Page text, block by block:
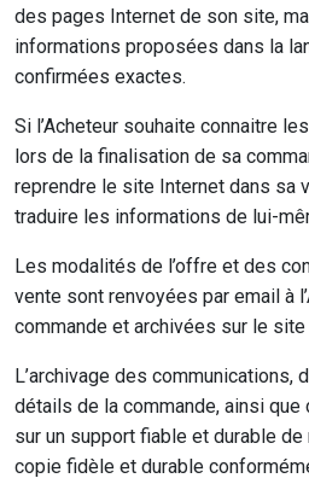
des pages Internet de son site,
informations proposées dans la
confirmées exactes.
Si l’Acheteur souhaite connaitre
lors de la finalisation de sa
reprendre le site Internet dans sa
traduire les informations de lui-
Les modalités de l’offre et des
vente sont renvoyées par email à
commande et archivées sur le site
L’archivage des communications,
détails de la commande, ainsi
sur un support fiable et durable
copie fidèle et durable